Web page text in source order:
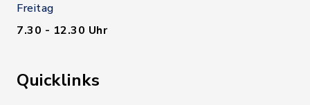
Freitag
7.30 - 12.30 Uhr
Quicklinks